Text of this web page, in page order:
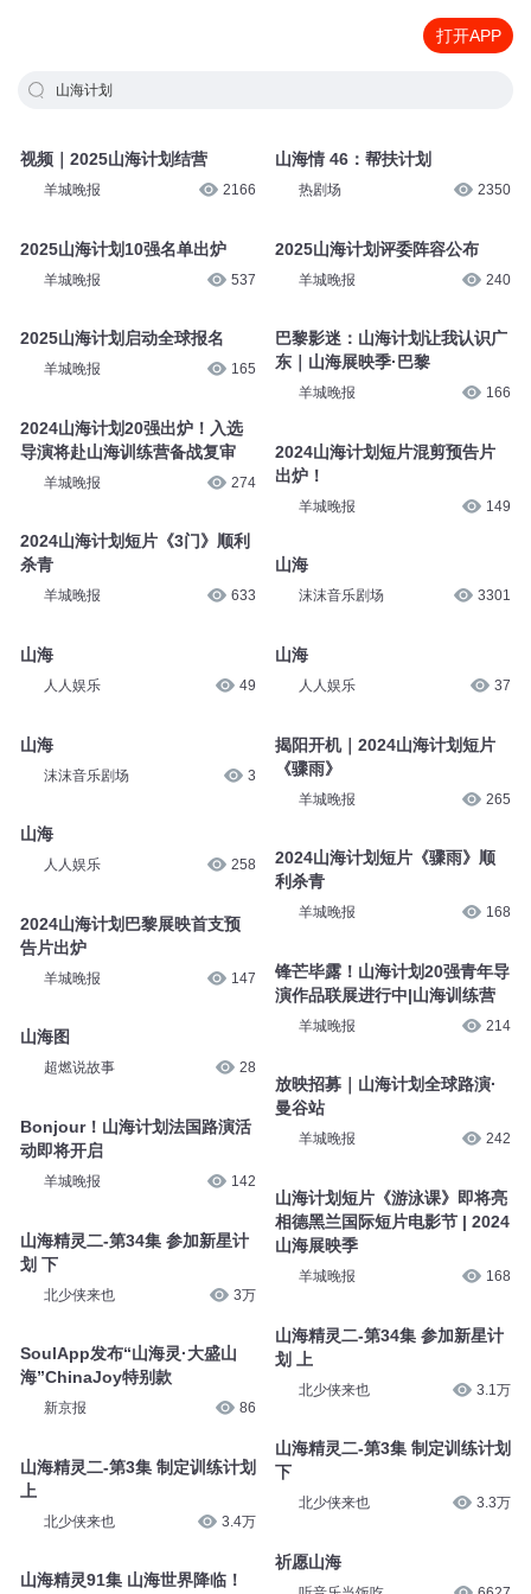
打开APP
山海计划
视频｜2025山海计划结营
羊城晚报 2166
2025山海计划10强名单出炉
羊城晚报 537
2025山海计划启动全球报名
羊城晚报 165
2024山海计划20强出炉！入选
导演将赴山海训练营备战复审
羊城晚报 274
2024山海计划短片《3门》顺利
杀青
羊城晚报 633
山海
人人娱乐 49
山海
沫沫音乐剧场 3
山海
人人娱乐 258
2024山海计划巴黎展映首支预
告片出炉
羊城晚报 147
山海图
超燃说故事 28
Bonjour！山海计划法国路演活
动即将开启
羊城晚报 142
山海精灵二-第34集 参加新星计
划 下
北少侠来也 3万
SoulApp发布“山海灵·大盛山
海”ChinaJoy特别款
新京报 86
山海精灵二-第3集 制定训练计划
上
北少侠来也 3.4万
山海精灵91集 山海世界降临！
山海情 46：帮扶计划
热剧场 2350
2025山海计划评委阵容公布
羊城晚报 240
巴黎影迷：山海计划让我认识广
东｜山海展映季·巴黎
羊城晚报 166
2024山海计划短片混剪预告片
出炉！
羊城晚报 149
山海
沫沫音乐剧场 3301
山海
人人娱乐 37
揭阳开机｜2024山海计划短片
《骤雨》
羊城晚报 265
2024山海计划​短片《骤雨》顺
利杀青
羊城晚报 168
锋芒毕露！山海计划20强青年导
演作品联展进行中|山海训练营
羊城晚报 214
放映招募｜山海计划全球路演·
曼谷站
羊城晚报 242
山海计划短片《游泳课》即将亮
相德黑兰国际短片电影节 | 2024
山海展映季
羊城晚报 168
山海精灵二-第34集 参加新星计
划 上
北少侠来也 3.1万
山海精灵二-第3集 制定训练计划
下
北少侠来也 3.3万
祈愿山海